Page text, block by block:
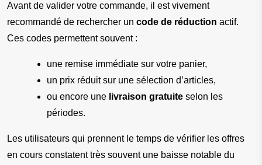
Avant de valider votre commande, il est vivement
recommandé de rechercher un code de réduction actif.
Ces codes permettent souvent :
une remise immédiate sur votre panier,
un prix réduit sur une sélection d’articles,
ou encore une livraison gratuite selon les
périodes.
Les utilisateurs qui prennent le temps de vérifier les offres
en cours constatent très souvent une baisse notable du